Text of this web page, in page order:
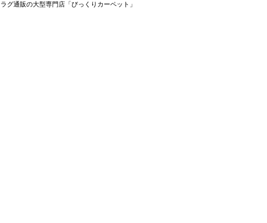
グ通販の大型専門店「びっくりカーペット」